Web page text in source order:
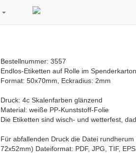
Bestellnummer: 3557
Endlos-Etiketten auf Rolle im Spenderkarton
Format: 50x70mm, Eckradius: 2mm
Druck: 4c Skalenfarben glänzend
Material: weiße PP-Kunststoff-Folie
Die Etiketten sind wisch- und wetterfest,
Für abfallenden Druck die Datei
72x52mm) Dateiformat: PDF, JPG, TIF, EPS.